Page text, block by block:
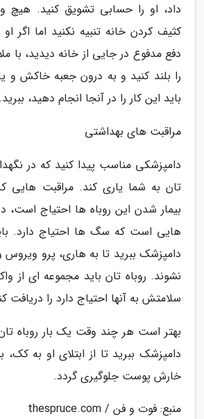
داد، او را حسابی تشویق کنید. هیچ
کثیف کردن خانه تنبیه نکنید اما اگر او
دفع مدفوع در جایی از خانه دیدید، با
را بلند کنید و به درون جعبه خاکش و
باید این کار را در آنجا انجام دهید، ببرید.
مراقبت های بهداشتی
دامپزشکی مناسب پیدا کنید که در
تان به شما یاری کند. مراقبت هایی
بیمار شدن این روباه ها احتیاج است،
هایی است که سگ ها احتیاج دارد. باید
دامپزشک ببرید تا به هاری، پرو
نشوند. روباه تان باید مجموعه ای از
سلامتش به آنها احتیاج دارد را دریافت
بهتر است هر چند وقت یک بار روباه
دامپزشک ببرید تا از ابتلای او به
خارش پوست جلوگیری گردد.
منبع: فوت و فن / thespruce.com